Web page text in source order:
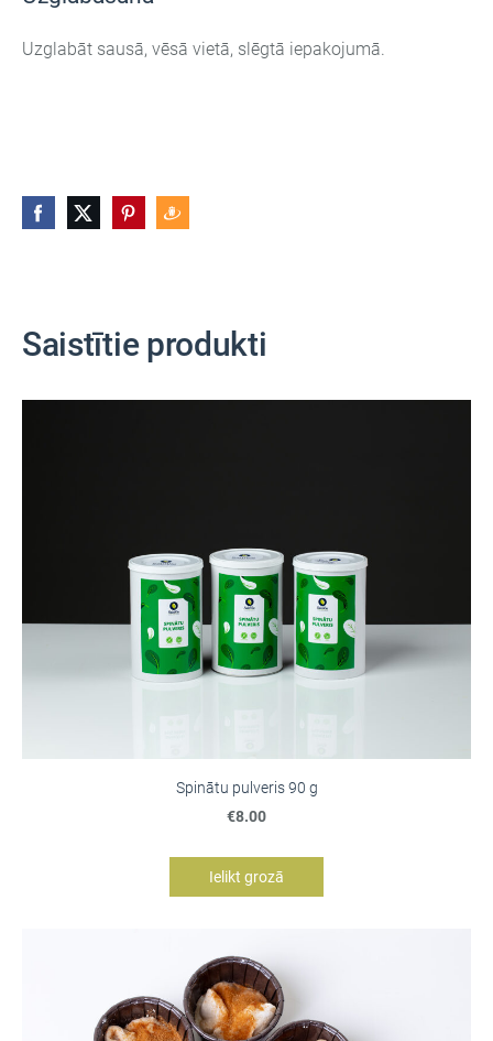
Uzglabāt sausā, vēsā vietā, slēgtā iepakojumā.
Saistītie produkti
Spinātu pulveris 90 g
€8.00
Ielikt grozā